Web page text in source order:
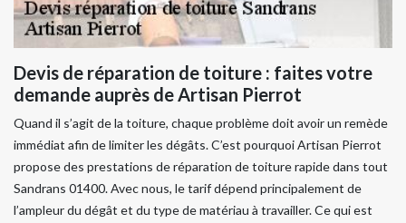
Devis de réparation de toiture : faites votre
demande auprès de Artisan Pierrot
Quand il s’agit de la toiture, chaque problème doit avoir un remède
immédiat afin de limiter les dégâts. C’est pourquoi Artisan Pierrot
propose des prestations de réparation de toiture rapide dans tout
Sandrans 01400. Avec nous, le tarif dépend principalement de
l’ampleur du dégât et du type de matériau à travailler. Ce qui est